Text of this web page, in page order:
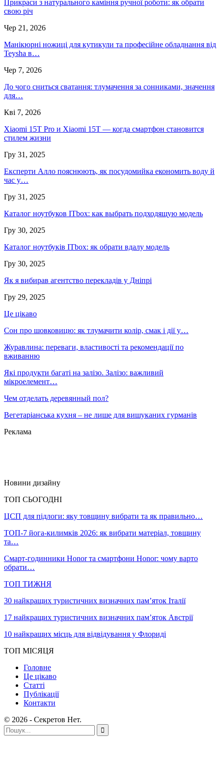
Прикраси з натурального каміння ручної роботи: як обрати
свою річ
Чер 21, 2026
Манікюрні ножиці для кутикули та професійне обладнання від
Teysha в…
Чер 7, 2026
До чого сниться сватання: тлумачення за сонниками, значення
для…
Кві 7, 2026
Xiaomi 15T Pro и Xiaomi 15T — когда смартфон становится
стилем жизни
Гру 31, 2025
Експерти Алло пояснюють, як посудомийка економить воду й
час у…
Гру 31, 2025
Каталог ноутбуков ITbox: как выбрать подходящую модель
Гру 30, 2025
Каталог ноутбуків ITbox: як обрати вдалу модель
Гру 30, 2025
Як я вибирав агентство перекладів у Дніпрі
Гру 29, 2025
Це цікаво
Сон про шовковицю: як тлумачити колір, смак і дії у…
Журавлина: переваги, властивості та рекомендації по
вживанню
Які продукти багаті на залізо. Залізо: важливий
мікроелемент…
Чем отделать деревянный пол?
Вегетаріанська кухня – не лише для вишуканих гурманів
Реклама
Новини дизайну
ТОП СЬОГОДНІ
ЦСП для підлоги: яку товщину вибрати та як правильно…
ТОП-7 йога-килимків 2026: як вибрати матеріал, товщину
та…
Смарт-годинники Honor та смартфони Honor: чому варто
обрати…
ТОП ТИЖНЯ
30 найкращих туристичних визначних пам’яток Італії
17 найкращих туристичних визначних пам’яток Австрії
10 найкращих місць для відвідування у Флориді
ТОП МІСЯЦЯ
Головне
Це цікаво
Статті
Публікації
Контакти
© 2026 - Секретов Нет.